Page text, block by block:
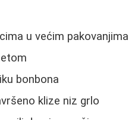
u većim pakovanjima
bonbona
klize niz grlo